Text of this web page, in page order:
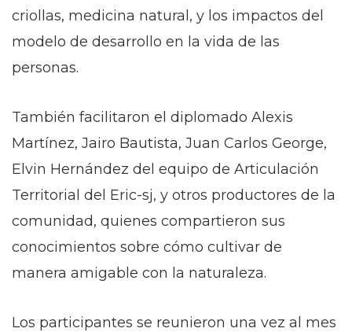
criollas, medicina natural, y los impactos del
modelo de desarrollo en la vida de las
personas.
También facilitaron el diplomado Alexis
Martínez, Jairo Bautista, Juan Carlos George,
Elvin Hernández del equipo de Articulación
Territorial del Eric-sj, y otros productores de la
comunidad, quienes compartieron sus
conocimientos sobre cómo cultivar de
manera amigable con la naturaleza.
Los participantes se reunieron una vez al mes